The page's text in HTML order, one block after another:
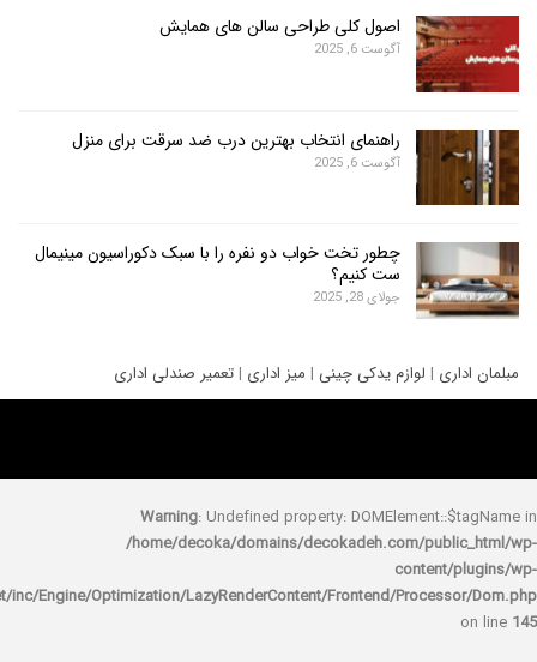
اصول کلی طراحی سالن های همایش
آگوست 6, 2025
راهنمای انتخاب بهترین درب ضد سرقت برای منزل
آگوست 6, 2025
چطور تخت خواب دو نفره را با سبک دکوراسیون مینیمال
ست کنیم؟
جولای 28, 2025
|لوازم یدکی چینی|میز اداری| تعمیر صندلی اداری
Warning: Undefined property:
/home/decoka/domains/decokadeh.com/
rocket/inc/Engine/Optimization/LazyRenderContent/Frontend/